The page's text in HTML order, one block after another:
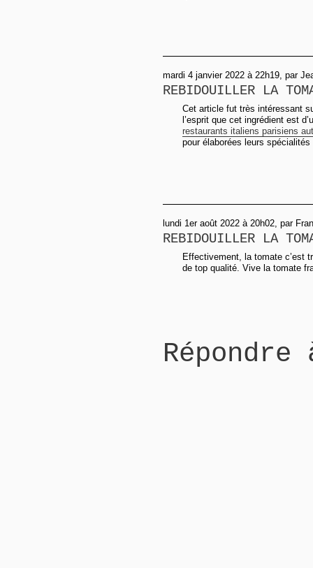
mardi 4 janvier 2022 à 22h19, par
REBIDOUILLER LA
Cet article fut très intéressant
l’esprit que cet ingrédient est
restaurants italiens parisiens
pour élaborées leurs
lundi 1er août 2022 à 20h02, par
REBIDOUILLER LA
Effectivement, la tomate c’est
de top qualité. Vive la tomate